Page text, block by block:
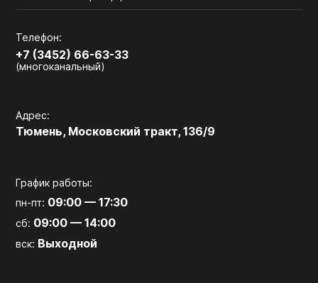
Телефон:
+7 (3452) 66-63-33
(многоканальный)
Адрес:
Тюмень, Московский тракт, 136/9
График работы:
пн-пт: 09:00 — 17:30
сб: 09:00 — 14:00
вск: Выходной